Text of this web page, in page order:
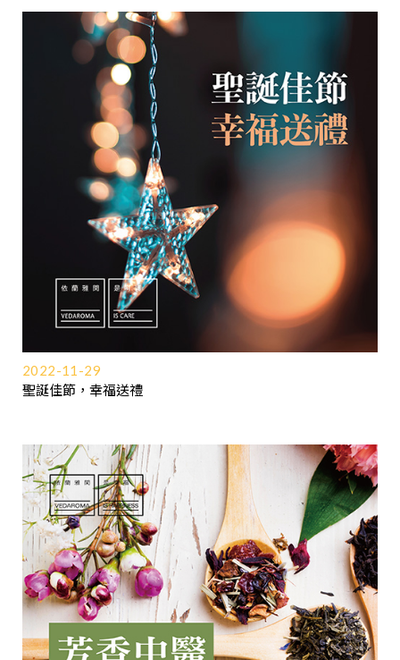
2022-11-29
聖誕佳節，幸福送禮